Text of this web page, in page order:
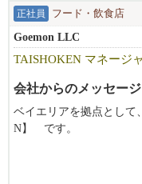
正社員 フード・飲食店
Goemon LLC
TAISHOKEN マネージ
会社からのメッセージ
ベイエリアを拠点とし
N】 です。